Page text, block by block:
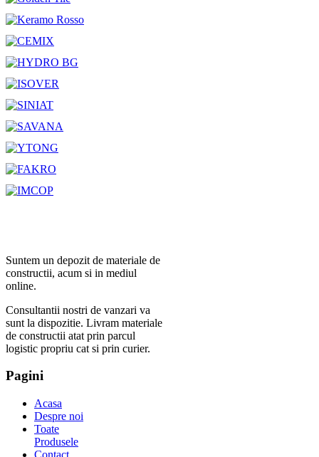
Suntem un depozit de materiale de
constructii, acum si in mediul
online.
Consultantii nostri de vanzari va
sunt la dispozitie. Livram materiale
de constructii atat prin parcul
logistic propriu cat si prin curier.
Pagini
Acasa
Despre noi
Toate
Produsele
Contact